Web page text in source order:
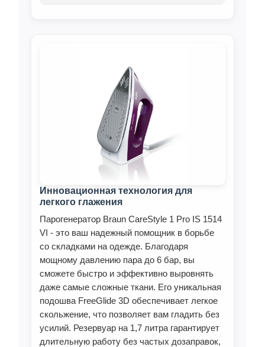
Инновационная технология для
легкого глажения
Парогенератор Braun CareStyle 1 Pro IS 1514
VI - это ваш надежный помощник в борьбе
со складками на одежде. Благодаря
мощному давлению пара до 6 бар, вы
сможете быстро и эффективно выровнять
даже самые сложные ткани. Его уникальная
подошва FreeGlide 3D обеспечивает легкое
скольжение, что позволяет вам гладить без
усилий. Резервуар на 1,7 литра гарантирует
длительную работу без частых дозаправок,